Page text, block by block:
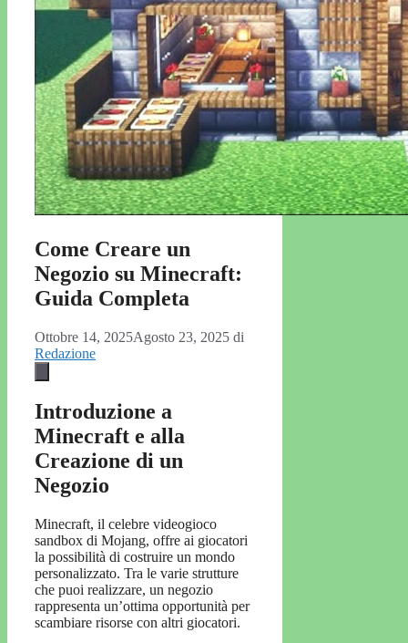
Come Creare un
Negozio su Minecraft:
Guida Completa
Ottobre 14, 2025Agosto 23, 2025 di
Redazione
Introduzione a
Minecraft e alla
Creazione di un
Negozio
Minecraft, il celebre videogioco
sandbox di Mojang, offre ai giocatori
la possibilità di costruire un mondo
personalizzato. Tra le varie strutture
che puoi realizzare, un negozio
rappresenta un’ottima opportunità per
scambiare risorse con altri giocatori.